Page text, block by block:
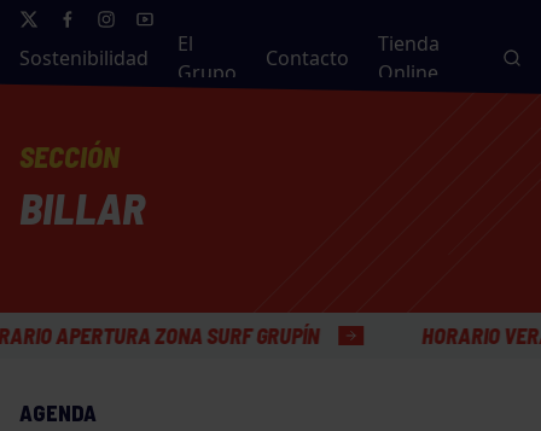
Sostenibilidad
El
Grupo
Contacto
Tienda
Online
SECCIÓN
BILLAR
ZONA SURF GRUPÍN HORARIO VERANO
AGENDA